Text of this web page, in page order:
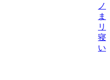
ノ
ま
リ
寝
い/